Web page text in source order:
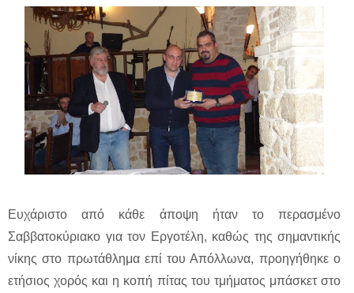
Ευχάριστο από κάθε άποψη ήταν το περασμένο
Σαββατοκύριακο για τον Εργοτέλη, καθώς της σημαντικής
νίκης στο πρωτάθλημα επί του Απόλλωνα, προηγήθηκε ο
ετήσιος χορός και η κοπή πίτας του τμήματος μπάσκετ στο